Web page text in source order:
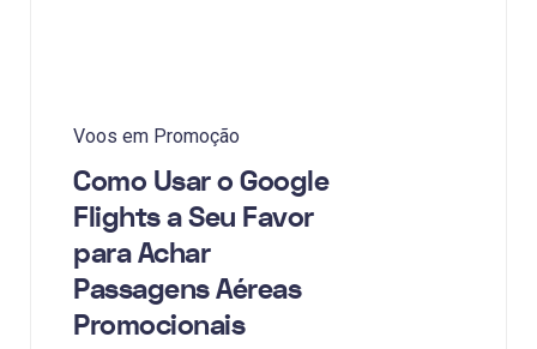
Voos em Promoção
Como Usar o Google
Flights a Seu Favor
para Achar
Passagens Aéreas
Promocionais